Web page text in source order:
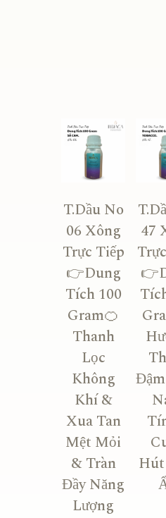
T.Dầu No
06 Xông
Trực Tiếp
👉Dung
Tích 100
Gram🍊
Thanh
Lọc
Không
Khí &
Xua Tan
Mệt Mỏi
& Tràn
Đầy Năng
Lượng
47